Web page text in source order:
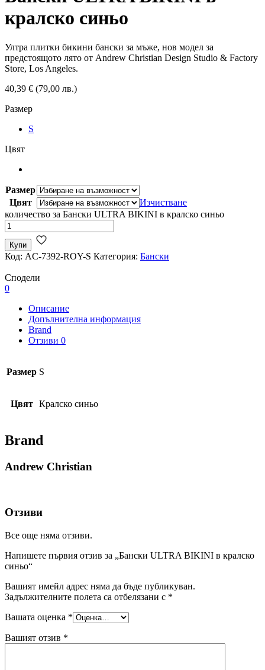
кралско синьо
Ултра плитки бикини бански за мъже, нов модел за
предстоящото лято от Andrew Christian Design Studio & Factory
Store, Los Angeles.
40,39 € (79,00 лв.)
Размер
S
Цвят
Размер
Цвят
Изчистване
количество за Бански ULTRA BIKINI в кралско синьо
Купи
Код: AC-7392-ROY-S Категория: Бански
Сподели
0
Описание
Допълнителна информация
Brand
Отзиви 0
Размер S
Цвят Кралско синьо
Brand
Andrew Christian
Отзиви
Все още няма отзиви.
Напишете първия отзив за „Бански ULTRA BIKINI в кралско
синьо“
Вашият имейл адрес няма да бъде публикуван.
Задължителните полета са отбелязани с *
Вашата оценка *
Вашият отзив *